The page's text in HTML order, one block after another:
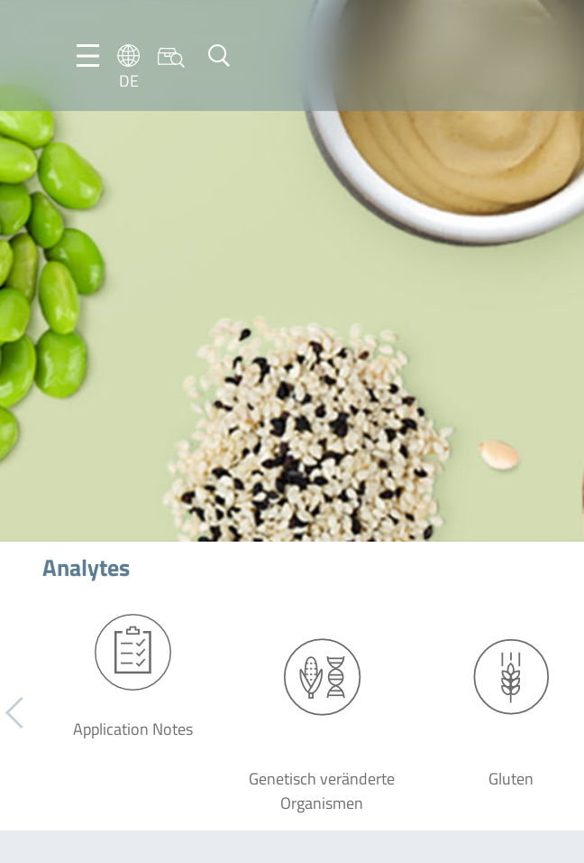
DE
DE
Analytes
Application Notes
Genetisch veränderte
Organismen
Gluten